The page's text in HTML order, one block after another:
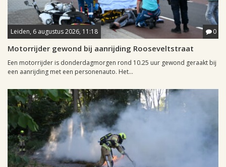
Leiden, 6 augustus 2026, 11:18 0
Motorrijder gewond bij aanrijding Rooseveltstraat
Een motorrijder is donderdagmorgen rond 10.25 uur gewond geraakt bij
een aanrijding met een personenauto. Het...